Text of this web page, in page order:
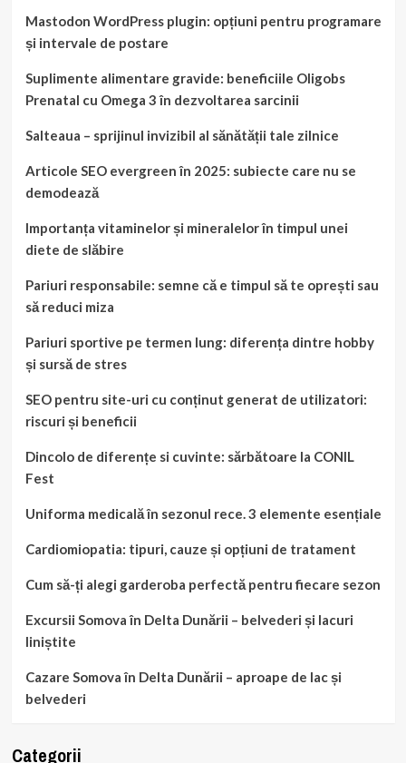
Mastodon WordPress plugin: opțiuni pentru programare
și intervale de postare
Suplimente alimentare gravide: beneficiile Oligobs
Prenatal cu Omega 3 în dezvoltarea sarcinii
Salteaua – sprijinul invizibil al sănătății tale zilnice
Articole SEO evergreen în 2025: subiecte care nu se
demodează
Importanța vitaminelor și mineralelor în timpul unei
diete de slăbire
Pariuri responsabile: semne că e timpul să te oprești sau
să reduci miza
Pariuri sportive pe termen lung: diferența dintre hobby
și sursă de stres
SEO pentru site-uri cu conținut generat de utilizatori:
riscuri și beneficii
Dincolo de diferențe si cuvinte: sărbătoare la CONIL
Fest
Uniforma medicală în sezonul rece. 3 elemente esențiale
Cardiomiopatia: tipuri, cauze și opțiuni de tratament
Cum să-ți alegi garderoba perfectă pentru fiecare sezon
Excursii Somova în Delta Dunării – belvederi și lacuri
liniștite
Cazare Somova în Delta Dunării – aproape de lac și
belvederi
Categorii